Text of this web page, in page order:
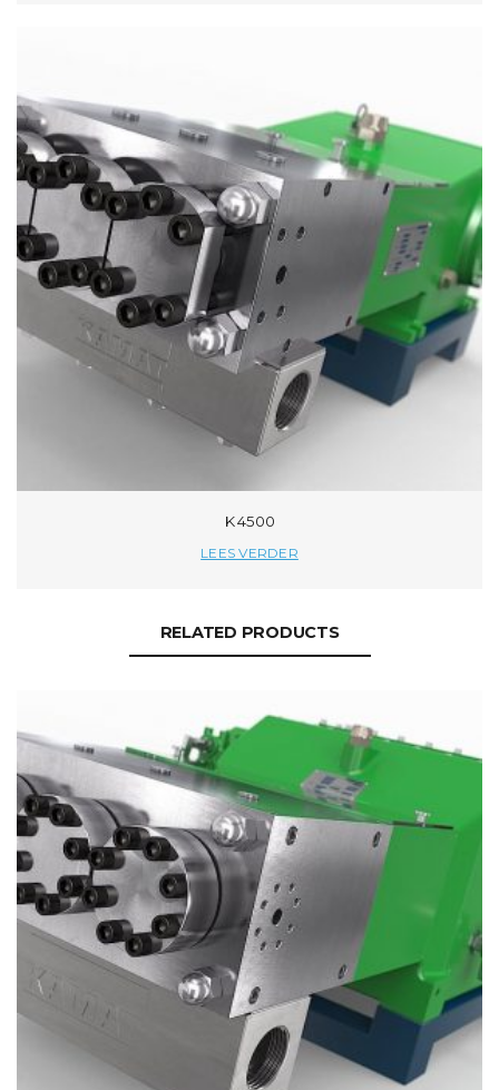
K 4500
LEES VERDER
RELATED PRODUCTS